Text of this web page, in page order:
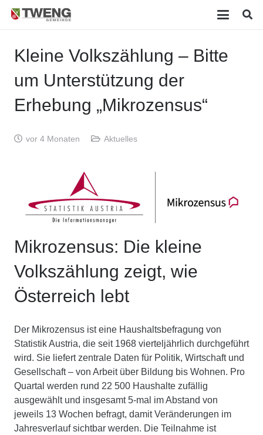
Kleine Volkszählung – Bitte
um Unterstützung der
Erhebung „Mikrozensus“
vor 4 Monaten Aktuelles
Mikrozensus: Die kleine
Volkszählung zeigt, wie
Österreich lebt
Der Mikrozensus ist eine Haushaltsbefragung von
Statistik Austria, die seit 1968 vierteljährlich durchgeführt
wird. Sie liefert zentrale Daten für Politik, Wirtschaft und
Gesellschaft – von Arbeit über Bildung bis Wohnen. Pro
Quartal werden rund 22 500 Haushalte zufällig
ausgewählt und insgesamt 5-mal im Abstand von
jeweils 13 Wochen befragt, damit Veränderungen im
Jahresverlauf sichtbar werden. Die Teilnahme ist